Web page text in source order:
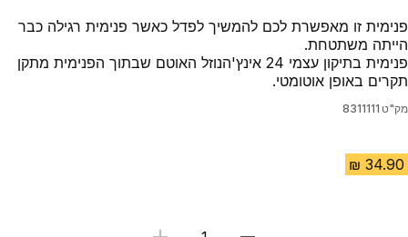
פנימית זו מאפשרת לכם להמשיך לפדל כאשר פנימית רגילה כבר
הייתה משתטחת.
פנימית בתיקון עצמי 24 אינץ'הנוזל האוטם שבתוך הפנימית מתקן
תקרים באופן אוטומטי.
מק"ט 8311111